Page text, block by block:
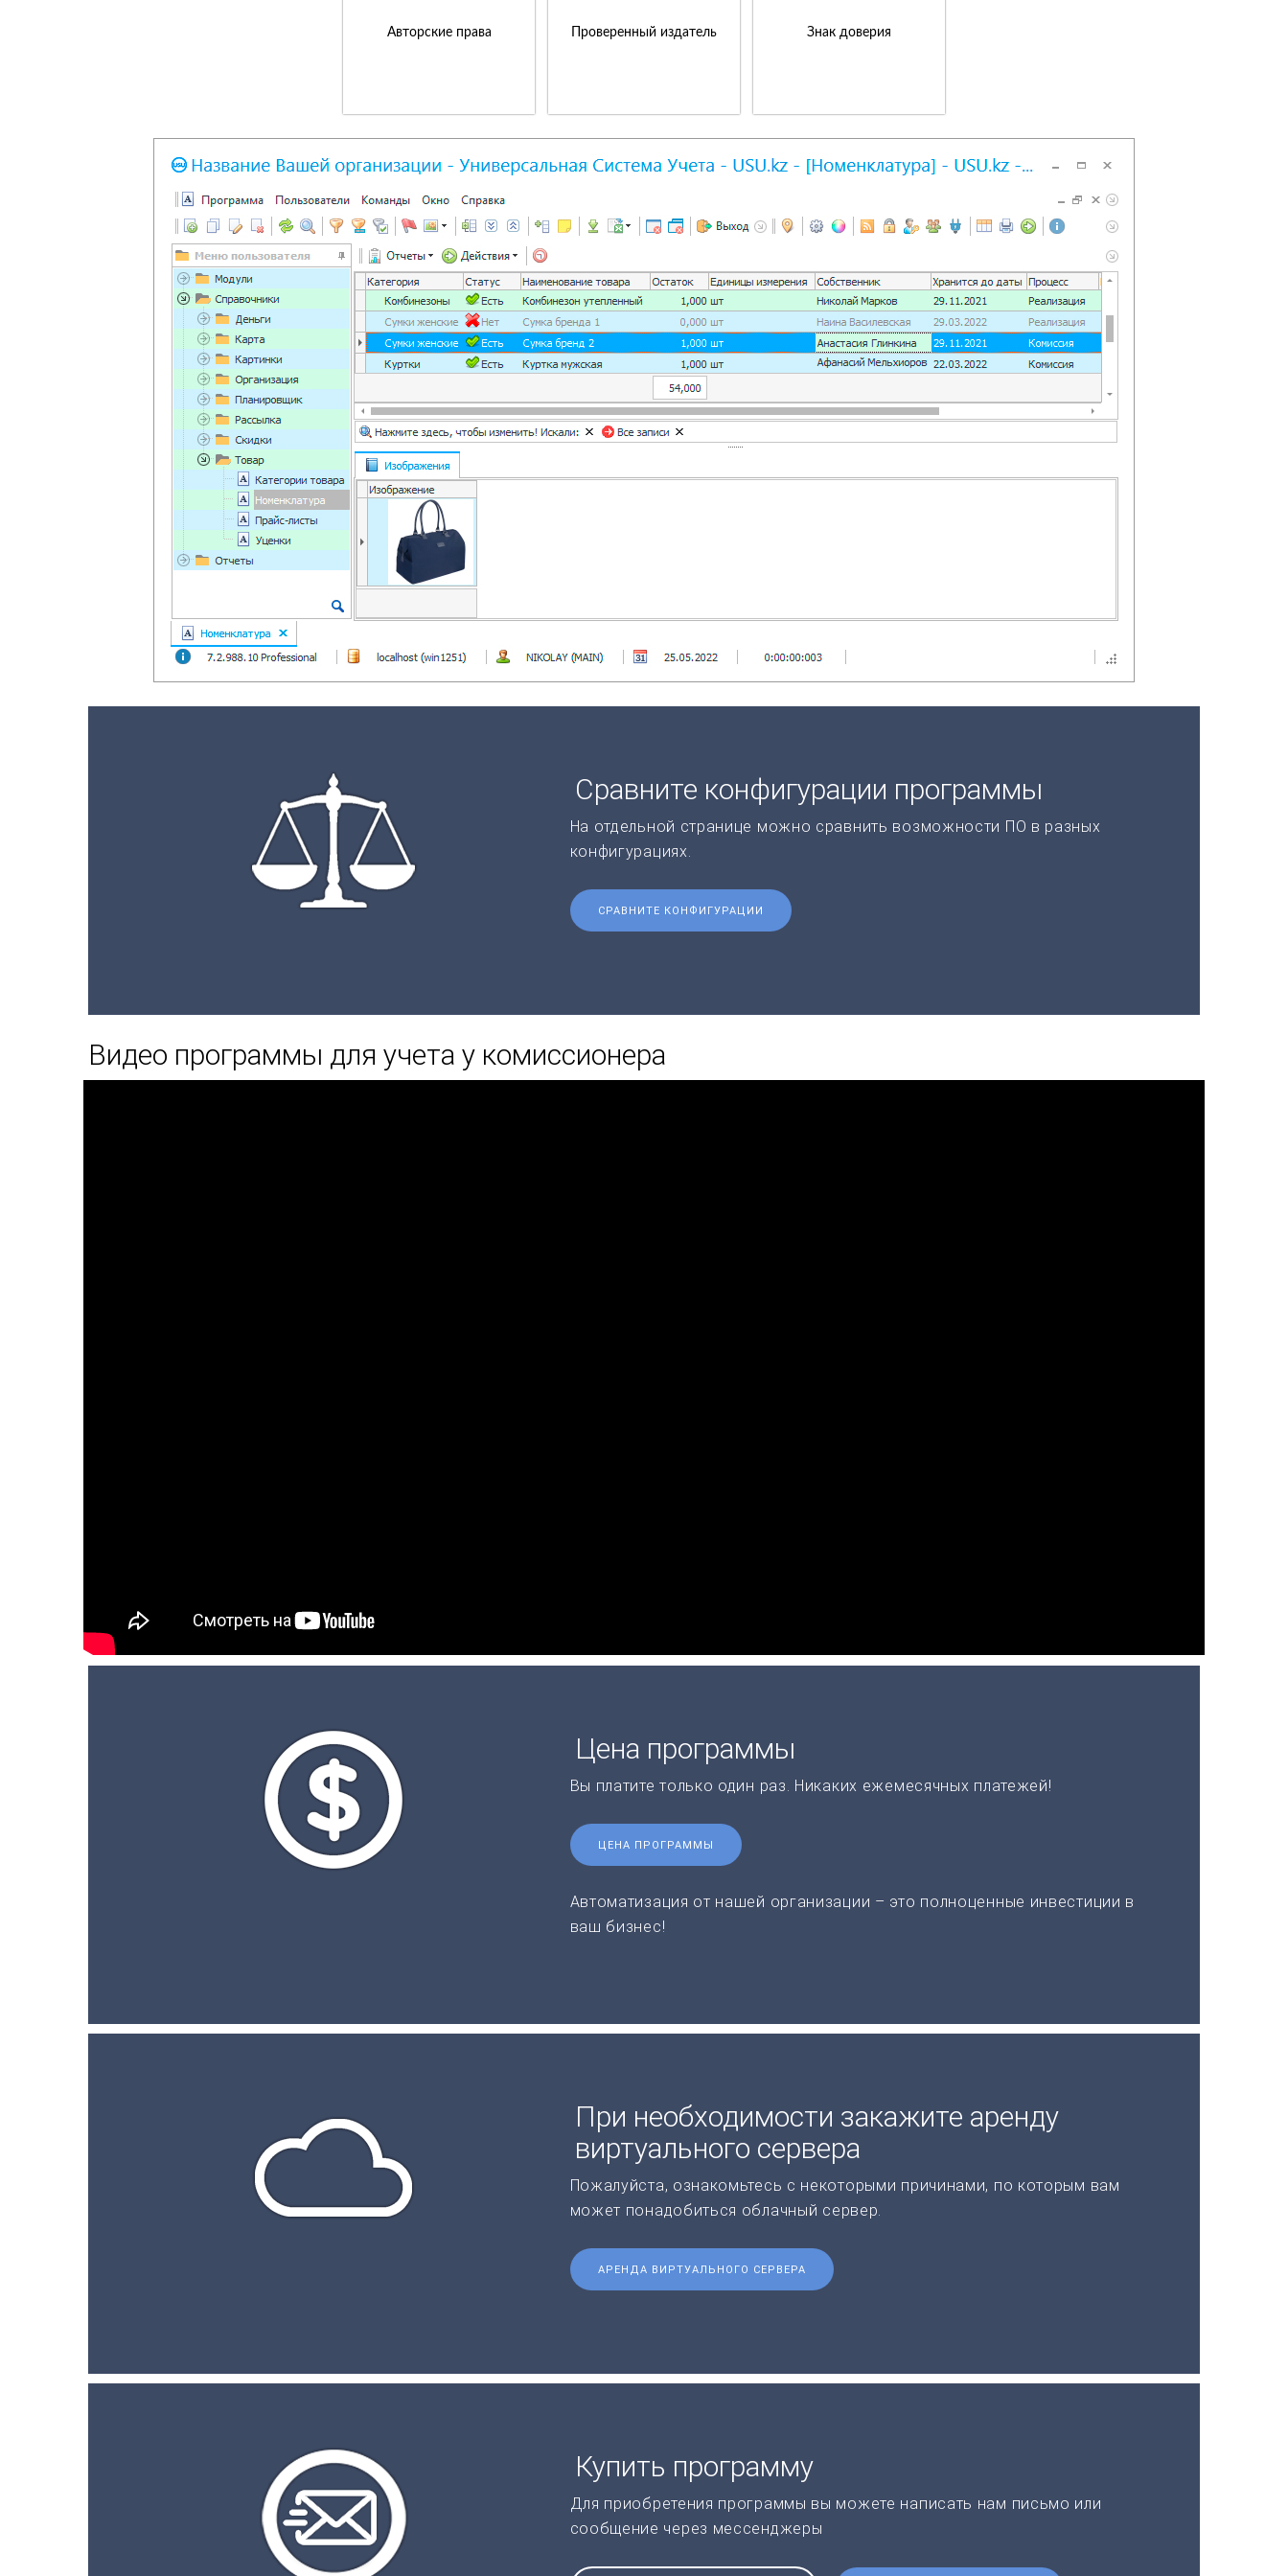
Авторские права Проверенный издатель Знак доверия
Сравните конфигурации программы
На отдельной странице можно сравнить возможности ПО в разных
конфигурациях.
СРАВНИТЕ КОНФИГУРАЦИИ
Видео программы для учета у комиссионера
Цена программы
Вы платите только один раз. Никаких ежемесячных платежей!
ЦЕНА ПРОГРАММЫ
Автоматизация от нашей организации – это полноценные инвестиции в
ваш бизнес!
При необходимости закажите аренду
виртуального сервера
Пожалуйста, ознакомьтесь с некоторыми причинами, по которым вам
может понадобиться облачный сервер.
АРЕНДА ВИРТУАЛЬНОГО СЕРВЕРА
Купить программу
Для приобретения программы вы можете написать нам письмо или
сообщение через мессенджеры